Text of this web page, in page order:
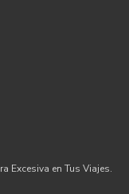
Excesiva en Tus Viajes.